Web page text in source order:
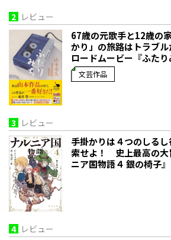
2 レビュー
67歳の元歌手と12歳の
かり」の旅路はトラブ
ロードムービー『ふたり
文芸作品
3 レビュー
手掛かりは４つのしるし
索せよ！ 史上最高の
ニア国物語４ 銀の椅子
4 レビュー